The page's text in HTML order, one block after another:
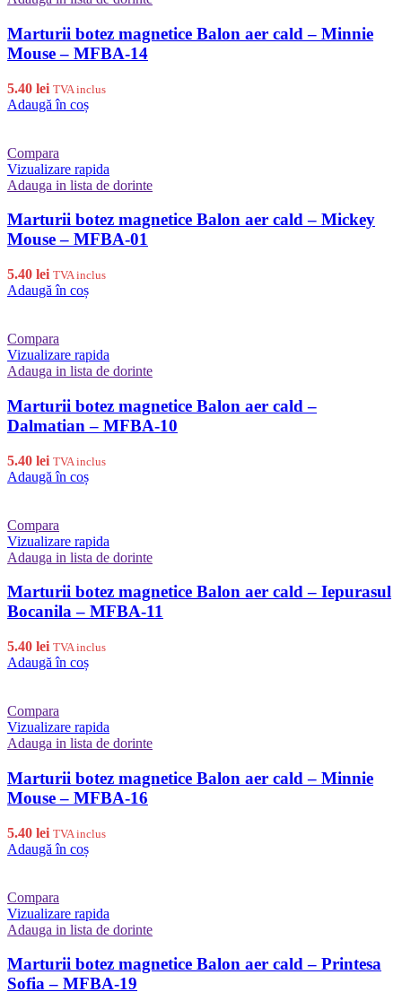
Marturii botez magnetice Balon aer cald – Minnie
Mouse – MFBA-14
5.40 lei TVA inclus
Adaugă în coș
Compara
Vizualizare rapida
Adauga in lista de dorinte
Marturii botez magnetice Balon aer cald – Mickey
Mouse – MFBA-01
5.40 lei TVA inclus
Adaugă în coș
Compara
Vizualizare rapida
Adauga in lista de dorinte
Marturii botez magnetice Balon aer cald –
Dalmatian – MFBA-10
5.40 lei TVA inclus
Adaugă în coș
Compara
Vizualizare rapida
Adauga in lista de dorinte
Marturii botez magnetice Balon aer cald – Iepurasul
Bocanila – MFBA-11
5.40 lei TVA inclus
Adaugă în coș
Compara
Vizualizare rapida
Adauga in lista de dorinte
Marturii botez magnetice Balon aer cald – Minnie
Mouse – MFBA-16
5.40 lei TVA inclus
Adaugă în coș
Compara
Vizualizare rapida
Adauga in lista de dorinte
Marturii botez magnetice Balon aer cald – Printesa
Sofia – MFBA-19